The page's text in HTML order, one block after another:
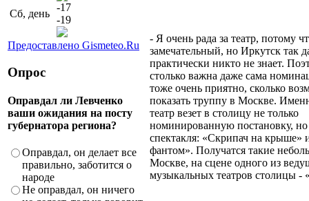
Сб, день
-17
-19
Предоставлено Gismeteo.Ru
Опрос
Оправдал ли Левченко
ваши ожидания на посту
губернатора региона?
Оправдал, он делает все
правильно, заботится о
народе
Не оправдал, он ничего
- Я очень рада за театр, потому
замечательный, но Иркутск так
практически никто не знает.
столько важна даже сама
тоже очень приятно, сколько
показать труппу в Москве.
театр везет в столицу не только
номинированную постановку,
спектакля: «Скрипач на крыше»
фантом». Получатся такие
Москве, на сцене одного из
музыкальных театров столицы -